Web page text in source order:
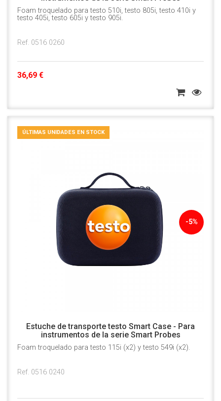
Foam troquelado para testo 510i, testo 805i, testo 410i y
testo 405i, testo 605i y testo 905i.
Ref. 0516 0260
36,69 €
-5%
ÚLTIMAS UNIDADES EN STOCK
Estuche de transporte testo Smart Case - Para
instrumentos de la serie Smart Probes
Foam troquelado para testo 115i (x2) y testo 549i (x2).
Ref. 0516 0240